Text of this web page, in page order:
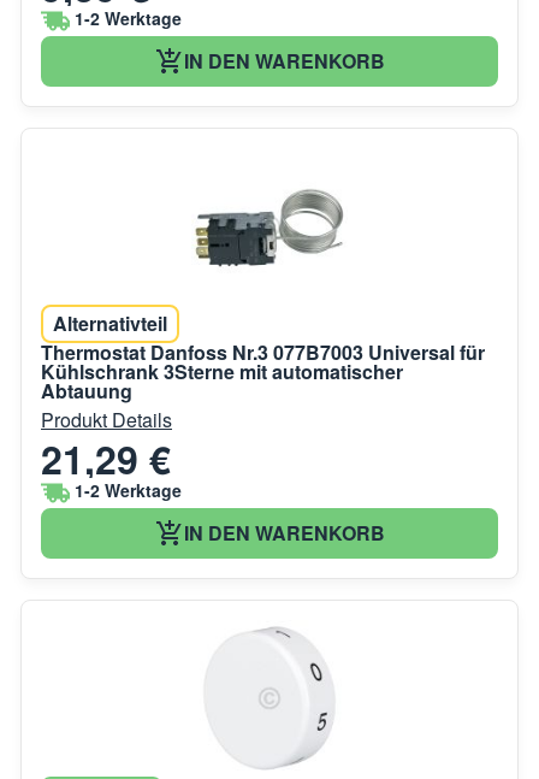
1-2 Werktage
IN DEN WARENKORB
Alternativteil
Thermostat Danfoss Nr.3 077B7003 Universal für
Kühlschrank 3Sterne mit automatischer
Abtauung
Produkt Details
21,29 €
1-2 Werktage
IN DEN WARENKORB